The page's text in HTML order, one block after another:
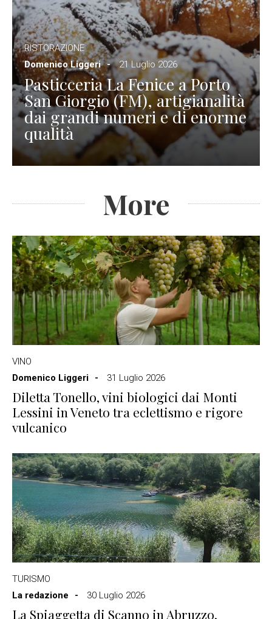
RISTORAZIONE
Domenico Liggeri
21 Luglio 2026
Pasticceria La Fenice a Porto
San Giorgio (FM), artigianalità
dai grandi numeri e di enorme
qualità
More
VINO
Domenico Liggeri
31 Luglio 2026
Diletta Tonello, vini biologici dai Monti
Lessini in Veneto tra eclettismo e rigore
vulcanico
TURISMO
La redazione
30 Luglio 2026
La Spiaggetta di Scanno in Abruzzo,